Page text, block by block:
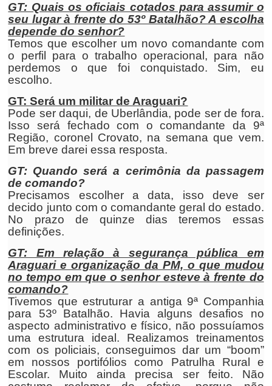
GT: Quais os oficiais cotados para assumir o
seu lugar à frente do 53º Batalhão? A escolha
depende do senhor?
Temos que escolher um novo comandante com
o perfil para o trabalho operacional, para não
perdemos o que foi conquistado. Sim, eu
escolho.
GT: Será um militar de Araguari?
Pode ser daqui, de Uberlândia, pode ser de fora.
Isso será fechado com o comandante da 9ª
Região, coronel Crovato, na semana que vem.
Em breve darei essa resposta.
GT: Quando será a cerimônia da passagem
de comando?
Precisamos escolher a data, isso deve ser
decido junto com o comandante geral do estado.
No prazo de quinze dias teremos essas
definições.
GT: Em relação à segurança pública em
Araguari e organização da PM, o que mudou
no tempo em que o senhor esteve à frente do
comando?
Tivemos que estruturar a antiga 9ª Companhia
para 53º Batalhão. Havia alguns desafios no
aspecto administrativo e físico, não possuíamos
uma estrutura ideal. Realizamos treinamentos
com os policiais, conseguimos dar um “boom”
em nossos portifólios como Patrulha Rural e
Escolar. Muito ainda precisa ser feito. Não